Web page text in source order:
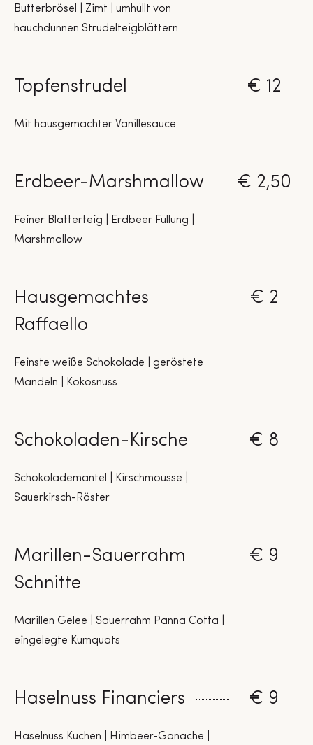
Butterbrösel | Zimt | umhüllt von
hauchdünnen Strudelteigblättern
Topfenstrudel € 12
Mit hausgemachter Vanillesauce
Erdbeer-Marshmallow € 2,50
Feiner Blätterteig | Erdbeer Füllung |
Marshmallow
Hausgemachtes
Raffaello
€ 2
Feinste weiße Schokolade | geröstete
Mandeln | Kokosnuss
Schokoladen-Kirsche € 8
Schokolademantel | Kirschmousse |
Sauerkirsch-Röster
Marillen-Sauerrahm
Schnitte
€ 9
Marillen Gelee | Sauerrahm Panna Cotta |
eingelegte Kumquats
Haselnuss Financiers € 9
Haselnuss Kuchen | Himbeer-Ganache |